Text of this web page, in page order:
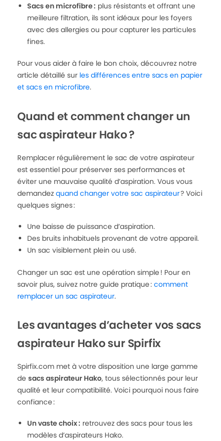
Sacs en microfibre : plus résistants et offrant une
meilleure filtration, ils sont idéaux pour les foyers
avec des allergies ou pour capturer les particules
fines.
Pour vous aider à faire le bon choix, découvrez notre
article détaillé sur les différences entre sacs en papier
et sacs en microfibre.
Quand et comment changer un
sac aspirateur Hako ?
Remplacer régulièrement le sac de votre aspirateur
est essentiel pour préserver ses performances et
éviter une mauvaise qualité d’aspiration. Vous vous
demandez quand changer votre sac aspirateur? Voici
quelques signes :
Une baisse de puissance d’aspiration.
Des bruits inhabituels provenant de votre appareil.
Un sac visiblement plein ou usé.
Changer un sac est une opération simple ! Pour en
savoir plus, suivez notre guide pratique : comment
remplacer un sac aspirateur.
Les avantages d’acheter vos sacs
aspirateur Hako sur Spirfix
Spirfix.com met à votre disposition une large gamme
de sacs aspirateur Hako, tous sélectionnés pour leur
qualité et leur compatibilité. Voici pourquoi nous faire
confiance :
Un vaste choix : retrouvez des sacs pour tous les
modèles d’aspirateurs Hako.